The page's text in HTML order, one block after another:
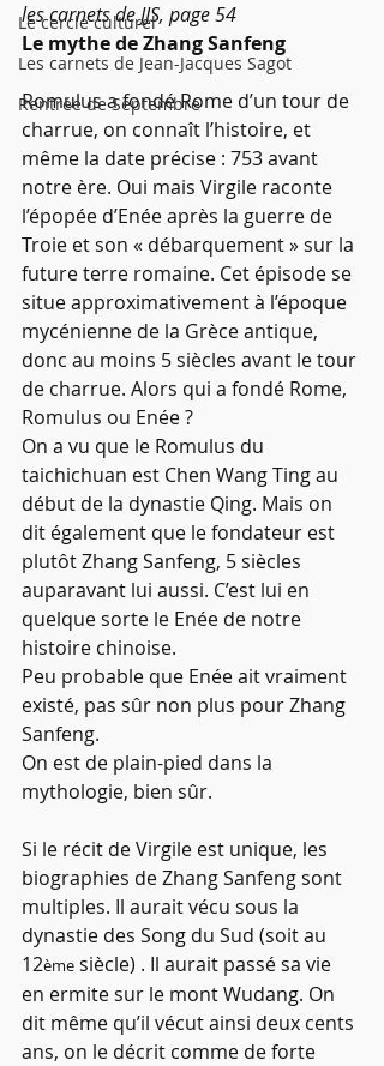
Le cercle culturel
Les carnets de Jean-Jacques Sagot
Rentrée de Septembre
les carnets de JJS, page 54
Le mythe de Zhang Sanfeng
Romulus a fondé Rome d’un tour de
charrue, on connaît l’histoire, et
même la date précise : 753 avant
notre ère. Oui mais Virgile raconte
l’épopée d’Enée après la guerre de
Troie et son « débarquement » sur la
future terre romaine. Cet épisode se
situe approximativement à l’époque
mycénienne de la Grèce antique,
donc au moins 5 siècles avant le tour
de charrue. Alors qui a fondé Rome,
Romulus ou Enée ?
On a vu que le Romulus du
taichichuan est Chen Wang Ting au
début de la dynastie Qing. Mais on
dit également que le fondateur est
plutôt Zhang Sanfeng, 5 siècles
auparavant lui aussi. C’est lui en
quelque sorte le Enée de notre
histoire chinoise.
Peu probable que Enée ait vraiment
existé, pas sûr non plus pour Zhang
Sanfeng.
On est de plain-pied dans la
mythologie, bien sûr.
Si le récit de Virgile est unique, les
biographies de Zhang Sanfeng sont
multiples. Il aurait vécu sous la
dynastie des Song du Sud (soit au
12ème siècle) . Il aurait passé sa vie
en ermite sur le mont Wudang. On
dit même qu’il vécut ainsi deux cents
ans, on le décrit comme de forte